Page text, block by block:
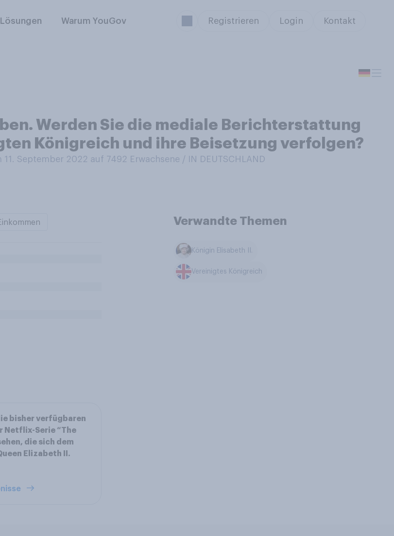
Lösungen Warum YouGov Registrieren Login Kontakt
Werden Sie die mediale Berichterstattung
Königreich und ihre Beisetzung verfolgen?
11. September 2022 auf 7492 Erwachsene / IN DEUTSCHLAND
Verwandte Themen
Königin Elisabeth II.
Vereinigtes Königreich
bisher verfügbaren
Netflix-Serie “The
die sich dem
Elizabeth II.